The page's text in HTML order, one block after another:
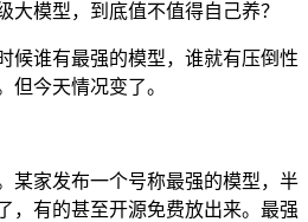
大模型，到底值不值得自己养？
候谁有最强的模型，谁就有压倒性
但今天情况变了。
某家发布一个号称最强的模型，半
，有的甚至开源免费放出来。最强